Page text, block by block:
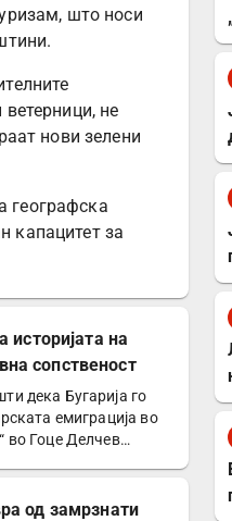
што носи
не
нови зелени
географска
капацитет за
историјата на
сопственост
дека Бугарија го
емиграција во
во Гоце Делчев…
од замрзнати